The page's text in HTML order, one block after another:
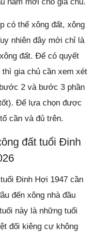
có thể xông đất, xông
nhiên đây mới chỉ là
đất. Để có quyết
gia chủ cần xem xét
2 và bước 3 phần
Để lựa chọn được
cần và đủ trên.
đất tuổi Đinh
Đinh Hợi 1947 cần
đến xông nhà đầu
này là những tuổi
đối kiêng cự không